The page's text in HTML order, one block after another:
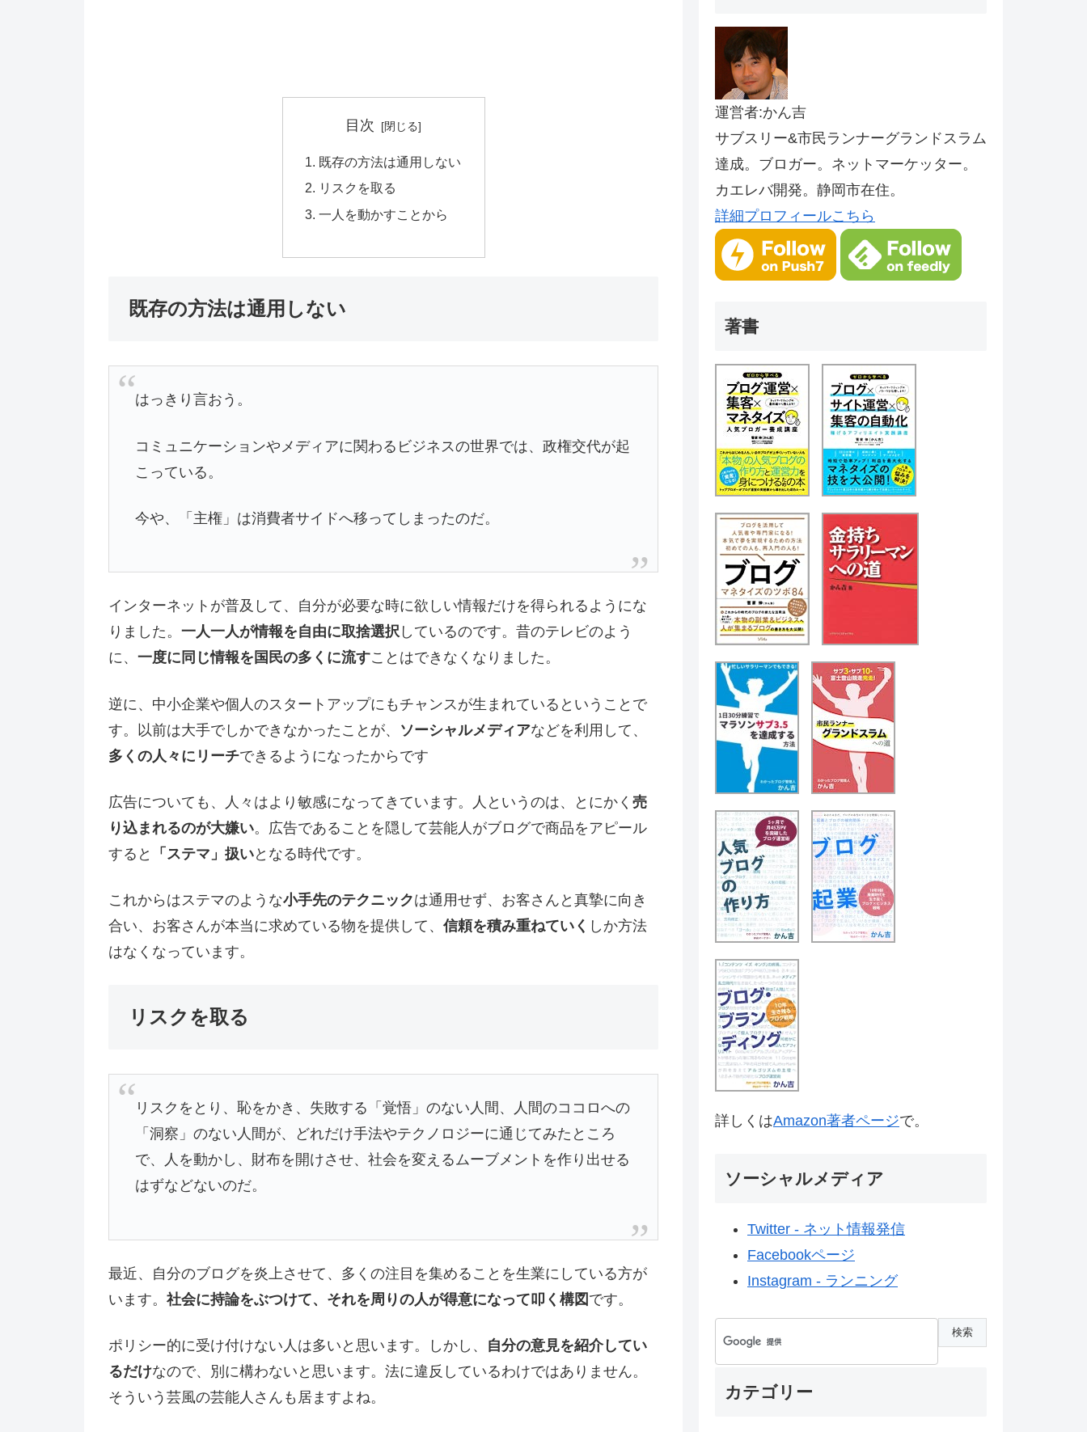
目次
既存の方法は通用しない
リスクを取る
一人を動かすことから
既存の方法は通用しない
はっきり言おう。
コミュニケーションやメディアに関わるビジネスの世界では、政権交代が起
こっている。
今や、「主権」は消費者サイドへ移ってしまったのだ。
インターネットが普及して、自分が必要な時に欲しい情報だけを得られるようにな
りました。 一人一人が情報を自由に取捨選択しているのです。昔のテレビのよう
に、 一度に同じ情報を国民の多くに流すことはできなくなりました。
逆に、中小企業や個人のスタートアップにもチャンスが生まれているということで
す。以前は大手でしかできなかったことが、 ソーシャルメディアなどを利用して、
多くの人々にリーチできるようになったからです
広告についても、人々はより敏感になってきています。人というのは、とにかく 売
り込まれるのが大嫌い。広告であることを隠して芸能人がブログで商品をアピール
すると
「ステマ」扱いとなる時代です。
これからはステマのような小手先のテクニックは通用せず、お客さんと真摯に向き
合い、お客さんが本当に求めている物を提供して、 信頼を積み重ねていく しか方法
はなくなっています。
リスクを取る
リスクをとり、恥をかき、失敗する「覚悟」のない人間、人間のココロへの
「洞察」のない人間が、どれだけ手法やテクノロジーに通じてみたところ
で、人を動かし、財布を開けさせ、社会を変えるムーブメントを作り出せる
はずなどないのだ。
最近、自分のブログを炎上させて、多くの注目を集めることを生業にしている方が
います。 社会に持論をぶつけて、それを周りの人が得意になって叩く構図 です。
ポリシー的に受け付けない人は多いと思います。しかし、 自分の意見を紹介してい
るだけなので、別に構わないと思います。法に違反しているわけではありません。
そういう芸風の芸能人さんも居ますよね。
運営者:かん吉
サブスリー&市民ランナーグランドスラム
達成。ブロガー。ネットマーケッター。
カエレバ開発。静岡市在住。
詳細プロフィールこちら
著書
詳しくはAmazon著者ページで。
ソーシャルメディア
Twitter - ネット情報発信
Facebookページ
Instagram - ランニング
カテゴリー